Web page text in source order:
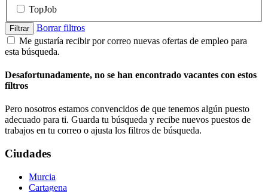
TopJob
Filtrar
Borrar filtros
Me gustaría recibir por correo nuevas ofertas de empleo para
esta búsqueda.
Desafortunadamente, no se han encontrado vacantes con estos
filtros
Pero nosotros estamos convencidos de que tenemos algún puesto
adecuado para ti. Guarda tu búsqueda y recibe nuevos puestos de
trabajos en tu correo o ajusta los filtros de búsqueda.
Ciudades
Murcia
Cartagena